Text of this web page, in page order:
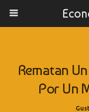
Rematan
Por Un